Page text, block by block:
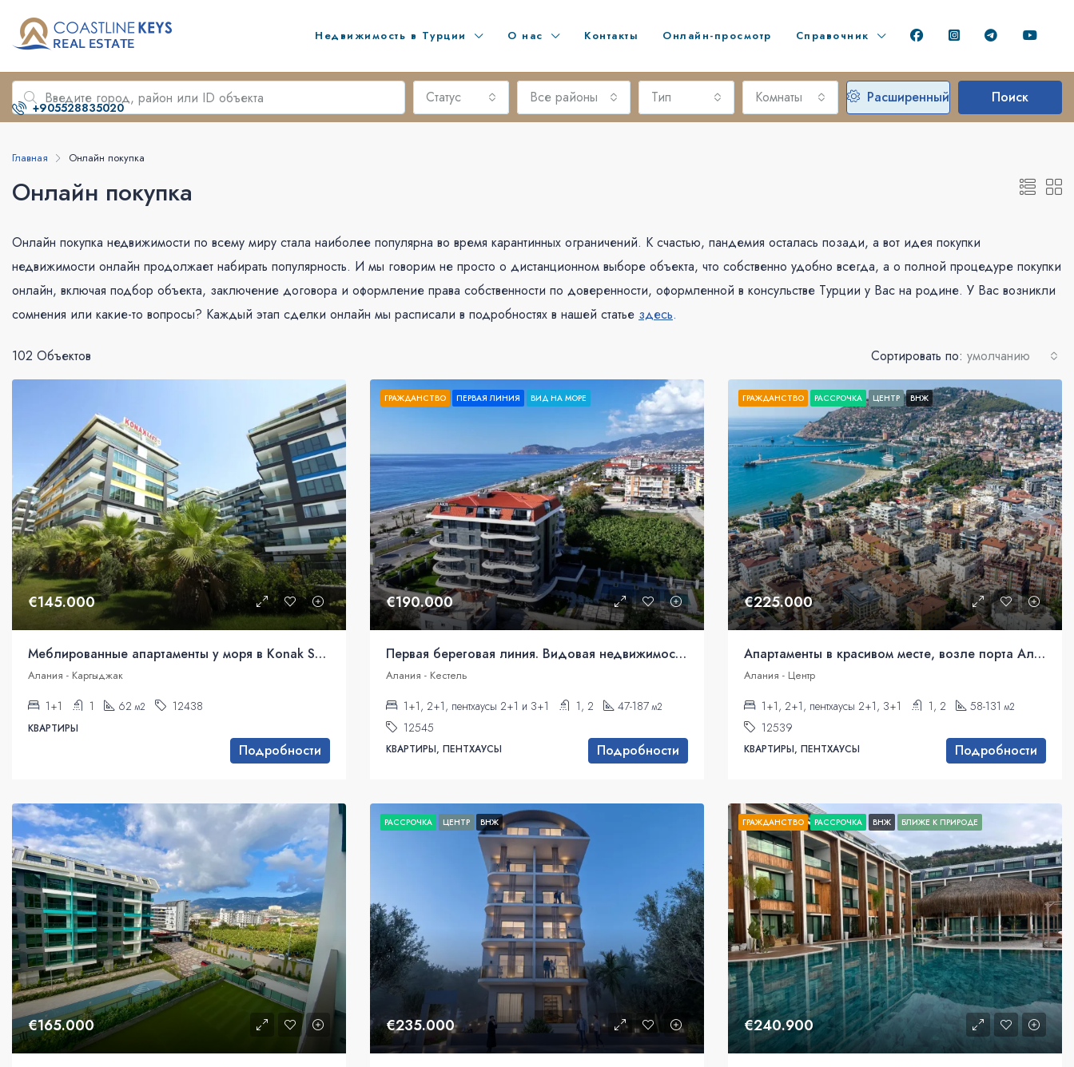
Недвижимость в Турции О нас Контакты Онлайн-просмотр Справочник
+905528835020
Статус Все районы Тип Комнаты Расширенный Поиск
Главная Онлайн покупка
Онлайн покупка
Онлайн покупка недвижимости по всему миру стала наиболее популярна во время карантинных ограничений. К счастью, пандемия осталась позади, а вот идея покупки
недвижимости онлайн продолжает набирать популярность. И мы говорим не просто о дистанционном выборе объекта, что собственно удобно всегда, а о полной процедуре покупки
онлайн, включая подбор объекта, заключение договора и оформление права собственности по доверенности, оформленной в консульстве Турции у Вас на родине. У Вас возникли
сомнения или какие-то вопросы? Каждый этап сделки онлайн мы расписали в подробностях в нашей статье здесь.
102 Объектов Сортировать по: умолчанию
€145.000
Меблированные апартаменты у моря в Konak Seaside Resort
Алания - Каргыджак
1+1 1 62 м2 12438
КВАРТИРЫ
Подробности
ГРАЖДАНСТВО ПЕРВАЯ ЛИНИЯ ВИД НА МОРЕ
€190.000
Первая береговая линия. Видовая недвижимость под гражданство
Алания - Кестель
1+1, 2+1, пентхаусы 2+1 и 3+1 1, 2 47-187 м2
12545
КВАРТИРЫ, ПЕНТХАУСЫ Подробности
ГРАЖДАНСТВО РАССРОЧКА ЦЕНТР ВНЖ
€225.000
Апартаменты в красивом месте, возле порта Аланьи.
Алания - Центр
1+1, 2+1, пентхаусы 2+1, 3+1 1, 2 58-131 м2
12539
КВАРТИРЫ, ПЕНТХАУСЫ Подробности
€165.000
РАССРОЧКА ЦЕНТР ВНЖ
€235.000
ГРАЖДАНСТВО РАССРОЧКА ВНЖ БЛИЖЕ К ПРИРОДЕ
€240.900